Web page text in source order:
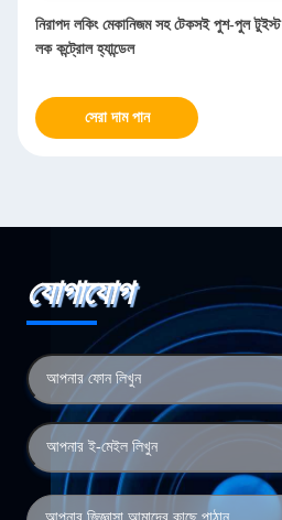
নিরাপদ লকিং মেকানিজম সহ টেকসই পুশ-পুল টুইস্ট
লক কন্ট্রোল হ্যান্ডেল
সেরা দাম পান
যোগাযোগ